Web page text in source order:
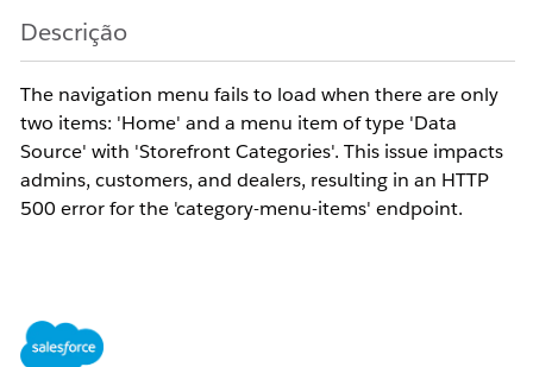
Descrição
The navigation menu fails to load when there are only
two items: 'Home' and a menu item of type 'Data
Source' with 'Storefront Categories'. This issue impacts
admins, customers, and dealers, resulting in an HTTP
500 error for the 'category-menu-items' endpoint.
1. Remove the customization associated with the
EC_LWR_CatalogProductsApi extension temporarily and test